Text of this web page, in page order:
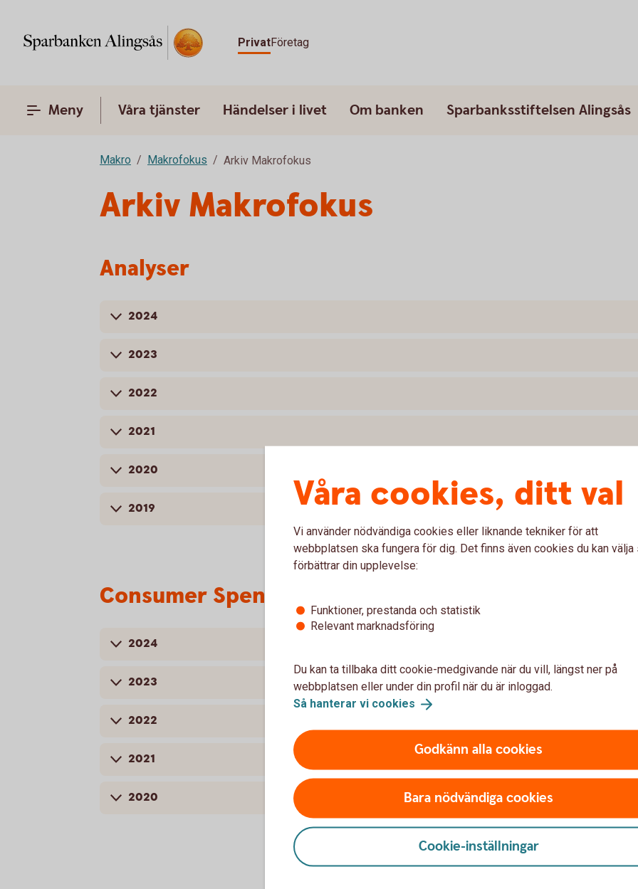
PrivatFöretag
Meny Våra tjänster Händelser i livet Om banken Sparbanksstiftelsen Alingsås
Makro Makrofokus Arkiv Makrofokus
Arkiv Makrofokus
Analyser
2024
2023
2022
2021
2020
2019
Consumer Spending Observer
2024
2023
2022
2021
2020
Våra cookies, ditt val
Vi använder nödvändiga cookies eller liknande tekniker för att
webbplatsen ska fungera för dig. Det finns även cookies du kan välja
förbättrar din upplevelse:
Funktioner, prestanda och statistik
Relevant marknadsföring
Du kan ta tillbaka ditt cookie-medgivande när du vill, längst ner på
webbplatsen eller under din profil när du är inloggad.
Så hanterar vi cookies
Godkänn alla cookies
Bara nödvändiga cookies
Cookie-inställningar